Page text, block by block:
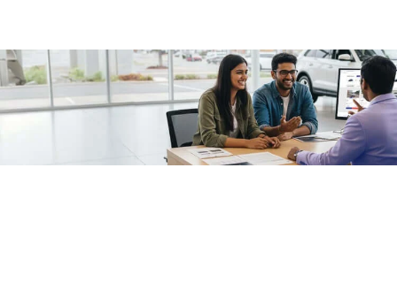
/fragments/plp-details